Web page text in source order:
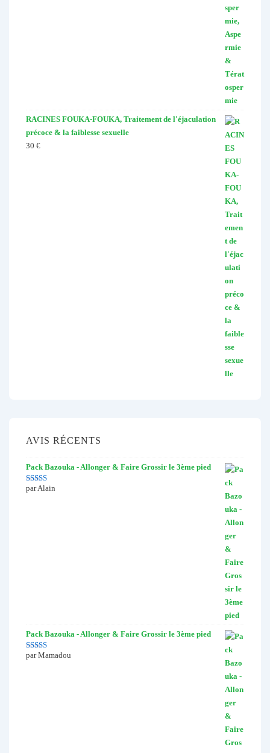
RACINES FOUKA-FOUKA, Traitement de l'éjaculation
précoce & la faiblesse sexuelle
30 €
AVIS RÉCENTS
Pack Bazouka - Allonger & Faire Grossir le 3ème pied
Note5sur 5
par Alain
Pack Bazouka - Allonger & Faire Grossir le 3ème pied
Note5sur 5
par Mamadou